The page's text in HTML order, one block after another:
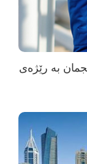
یەکەمی 2026 قازانجمان بە رێژەی